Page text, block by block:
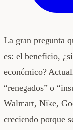
La gran pregunta
es: el beneficio,
económico?
“renegados” o
Walmart, Nike,
creciendo porque